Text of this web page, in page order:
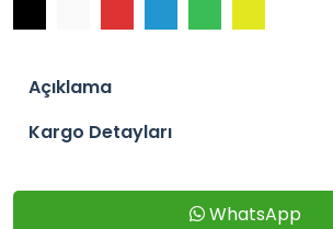
Açıklama
Kargo Detayları
WhatsApp